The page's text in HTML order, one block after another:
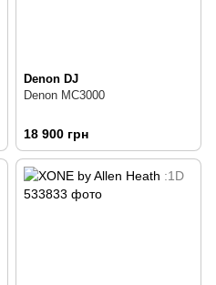
Denon DJ
Denon MC3000
18 900 грн